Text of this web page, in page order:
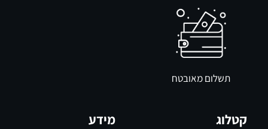
תשלום מאובטח
קטלוג מידע